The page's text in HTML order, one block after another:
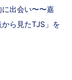
出会い〜〜嘉
ら見たTJS」を